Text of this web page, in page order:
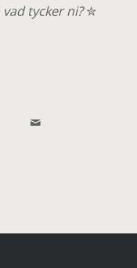
vad tycker ni?✮